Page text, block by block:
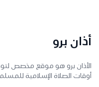
أذان برو
الأذان برو هو موقع مخصص
أوقات الصلاة الإسلامية